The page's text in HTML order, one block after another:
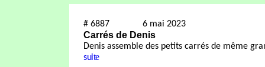
# 6887 6 mai 2023
Carrés de Denis
Denis assemble des petits carrés de même
suite